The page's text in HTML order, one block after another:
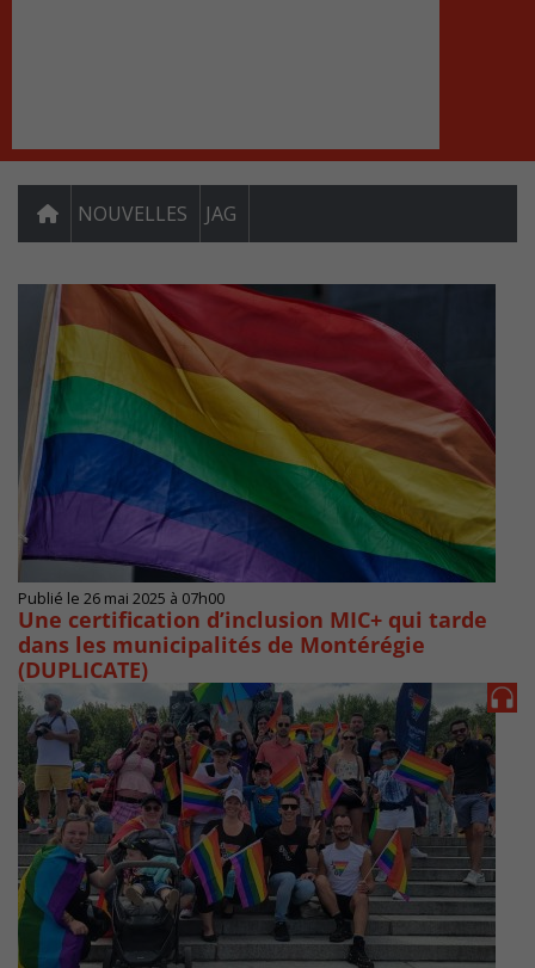
NOUVELLES JAG
Publié le 26 mai 2025 à 07h00
Une certification d’inclusion MIC+ qui tarde
dans les municipalités de Montérégie
(DUPLICATE)